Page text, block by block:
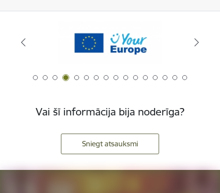
Vai šī informācija bija noderīga?
Sniegt atsauksmi